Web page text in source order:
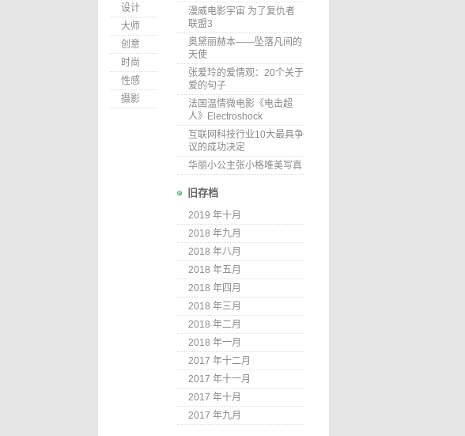
设计
大师
创意
时尚
性感
摄影
漫威电影宇宙 为了复仇者
联盟3
奥黛丽赫本——坠落凡间的
天使
张爱玲的爱情观：20个关于
爱的句子
法国温情微电影《电击超
人》Electroshock
互联网科技行业10大最具争
议的成功决定
华丽小公主张小格唯美写真
旧存档
2019 年十月
2018 年九月
2018 年八月
2018 年五月
2018 年四月
2018 年三月
2018 年二月
2018 年一月
2017 年十二月
2017 年十一月
2017 年十月
2017 年九月